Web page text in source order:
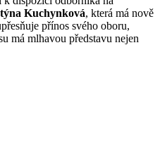
Kuchynková, která má nově
přínos svého oboru,
má mlhavou představu nejen